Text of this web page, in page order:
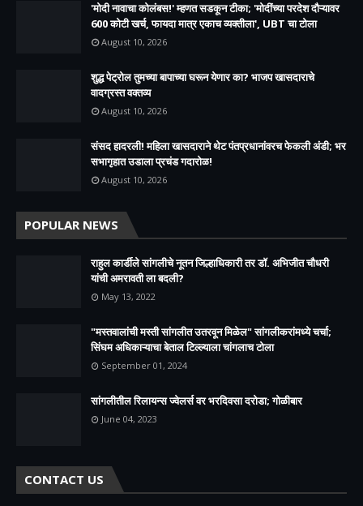
'मोदी नावाचा कोलंबस!' म्हणत सडकून टीका; 'मोदींच्या परदेश दौऱ्यावर
600 कोटी खर्च, फायदा मात्र एकाच व्यक्तीला', UBT चा टोला
August 10, 2026
शुद्ध पेट्रोल तुमच्या बापाच्या घरून येणार का? भाजप खासदाराचे
वादग्रस्त वक्तव्य
August 10, 2026
संसद हादरली! महिला खासदाराने थेट पंतप्रधानांवरच फेकली अंडी; भर
सभागृहात उडाला प्रचंड गदारोळ!
August 10, 2026
POPULAR NEWS
राहुल कार्डीले सांगलीचे नूतन जिल्हाधिकारी तर डॉ. अभिजीत चौधरी
यांची अमरावती ला बदली?
May 13, 2022
"मस्तवालांची मस्ती सांगलीत उतरवून मिळेल" सांगलीकरांमध्ये चर्चा;
सिंघम अधिकाऱ्याचा बेताल टिल्ल्याला चांगलाच टोला
September 01, 2024
सांगलीतील रिलायन्स ज्वेलर्स वर भरदिवसा दरोडा; गोळीबार
June 04, 2023
CONTACT US